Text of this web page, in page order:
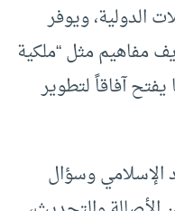
الدولية، ويوفر
مفاهيم مثل “ملكية
يفتح آفاقاً لتطوير
الإسلامي وسؤال